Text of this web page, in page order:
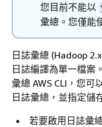
您目前不能以
彙總。您僅能
日誌彙總 (Hadoop
日誌編譯為單一檔案
彙總 AWS CLI，您可
日誌彙總，並指定儲
若要啟用日誌彙